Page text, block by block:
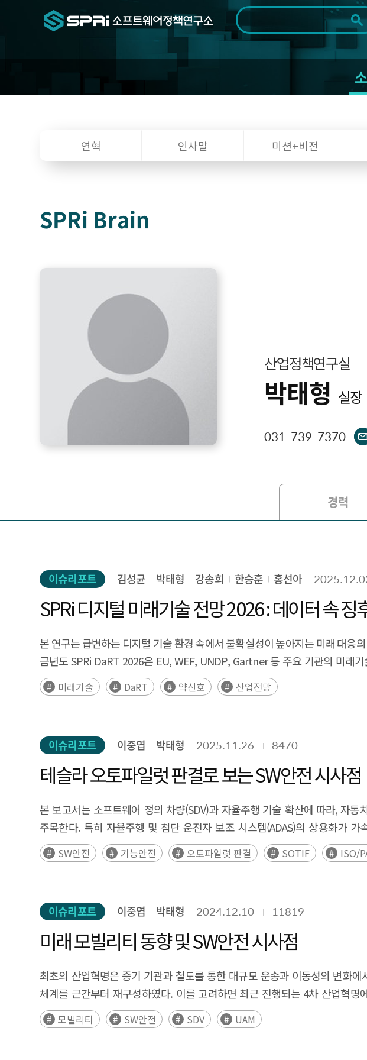
검색범위 전체
기간 전체 1일 1주 1개월 3
~
개
연혁 인사말 미션+비전
SPRi Brain
산업정책연구실
박태형 실장
031-739-7370
경력
이슈리포트 김성균 박태형 강송희 한승훈 홍선아
SPRi 디지털 미래기술 전망 2026 : 데이터 속 징
본 연구는 급변하는 디지털 기술 환경 속에서 불확실성이 높아지는 미래 대
금년도 SPRi DaRT 2026은 EU, WEF, UNDP, Gartner 등 주요 기관의 미래
전문가)로 구분된 델파이 조사를 통해 30대 미래 신호를 선정하였다. 전문가
100개의 후보 기술 중 30개 핵심 기술이 최종 확정되었다. 분석 결과, 전년도
시각화 과정을 거쳐, 기술 시그널(약신호·부상신호·추세신호)과 미래 실현
불확실성, 영향력의 상대적 크기를 직관적으로 파악할 수 있도록 하였다.
2007년부터 2025년까지의 arXiv 데이터를 기반으로 논문 제목을 Sentence-
도출하였다. 이후 연속된 연도 간 클러스터 중심 벡터의 코사인 유사도를 계
(death)을 시계열적으로 추적하고 약신호–부상신호–추세신호로 이어지
적용하여 약신호의 전이 구조를 시계열적으로 설명하였으며, 6대 주요 약
해석가능성과 정책적 실효성을 향상시켰다. 또한, 약신호 조기 탐지 및 전환
and Signals) was derived by integrating Delphi-based expert
futures-studies experts and main surveys with domain specialists.
Compared to SPRi DaRT 2025, a total of 16 new concept
decentralized AI alignment, and quantum sensing; emerging signals
architecture, neuromorphic computing, LLMs as operating systems, AI-
signals included agentic AI, AI chips, AI-assisted chip design, and
미래기술 DaRT 약신호 산업전망
이슈리포트 이중엽 박태형 2025.11.26 8470
테슬라 오토파일럿 판결로 보는 SW안전 시사점
본 보고서는 소프트웨어 정의 차량(SDV)과 자율주행 기술 확산에 따라, 자
주목한다. 특히 자율주행 및 첨단 운전자 보조 시스템(ADAS)의 상용화가 가
대표적 자율주행 보조 시스템인 테슬라 오토파일럿(Autopilot) 을 핵심
남부연방지방법원의 손해배상 판결(Barrett v. Tesla, Inc., Case No. 1:21-
2(운전자 보조) 시스템에 대해서도 제조사가 예측 가능한 오사용 방지 의무
보고서는 오토파일럿 사고의 쟁점을 ISO 26262(기능안전), ISO
을 전제로 안전무결성을 관리하는 반면, SOTIF는 센서 인식 한계·환경적 모
알고리즘의 데이터 품질·모델 불확실성을 포괄하는 안전 프레임워크를 제
결론적으로, 테슬라 오토파일럿 판결은 소프트웨어 안전이 더 이상 기술 내
종합적 리스크 관리 대상임을 보여준다. 생명·신체와 직결된 산업 전반에서
와 같은 지침을 참고해야 할 것이며 나아가 Safety-Security 연계하는 ‘디
SW안전 기능안전 오토파일럿 판결 SOTIF ISO/
이슈리포트 이중엽 박태형 2024.12.10 11819
미래 모빌리티 동향 및 SW안전 시사점
최초의 산업혁명은 증기 기관과 철도를 통한 대규모 운송과 이동성의 변화
체계를 근간부터 재구성하였다. 이를 고려하면 최근 진행되는 4차 산업혁
SDV(Software Defined Vehicle, 소프트웨어 정의 차량)와 UAM(Urban Air
수단이 디지털로 제어되는 통합 기술이다. 그리고 그 파급력은 물리적 거리의
모빌리티 SW안전 SDV UAM